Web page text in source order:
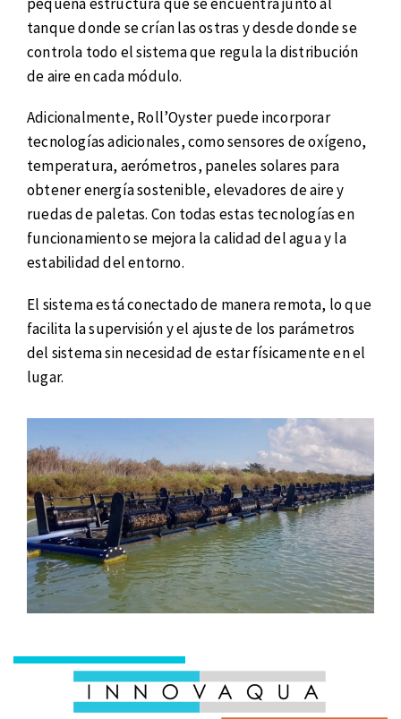
tanque donde se crían las ostras y desde donde se
controla todo el sistema que regula la distribución
de aire en cada módulo.
Adicionalmente, Roll’Oyster puede incorporar
tecnologías adicionales, como sensores de oxígeno,
temperatura, aerómetros, paneles solares para
obtener energía sostenible, elevadores de aire y
ruedas de paletas. Con todas estas tecnologías en
funcionamiento se mejora la calidad del agua y la
estabilidad del entorno.
El sistema está conectado de manera remota, lo que
facilita la supervisión y el ajuste de los parámetros
del sistema sin necesidad de estar físicamente en el
lugar.